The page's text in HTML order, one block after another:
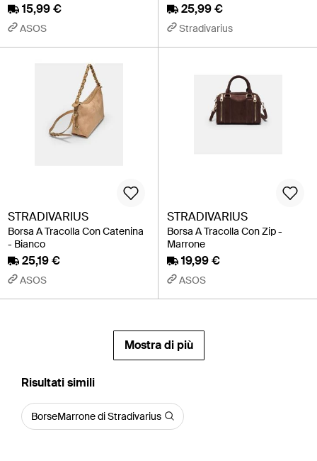
15,99 €
ASOS
25,99 €
Stradivarius
STRADIVARIUS
Borsa A Tracolla Con Catenina
- Bianco
25,19 €
ASOS
STRADIVARIUS
Borsa A Tracolla Con Zip -
Marrone
19,99 €
ASOS
Mostra di più
Risultati simili
BorseMarrone di Stradivarius